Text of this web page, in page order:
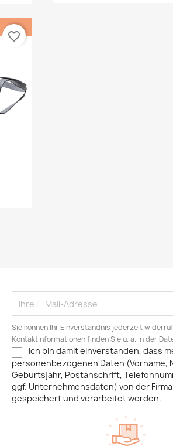
favorite_border
Sie können Ihr Einverständnis jederzeit
Kontaktinformationen finden Sie u. a. in der
Ich bin damit einverstanden, dass
personenbezogenen Daten (Vorname,
Geburtsjahr, Postanschrift,
ggf. Unternehmensdaten) von der
gespeichert und verarbeitet werden.